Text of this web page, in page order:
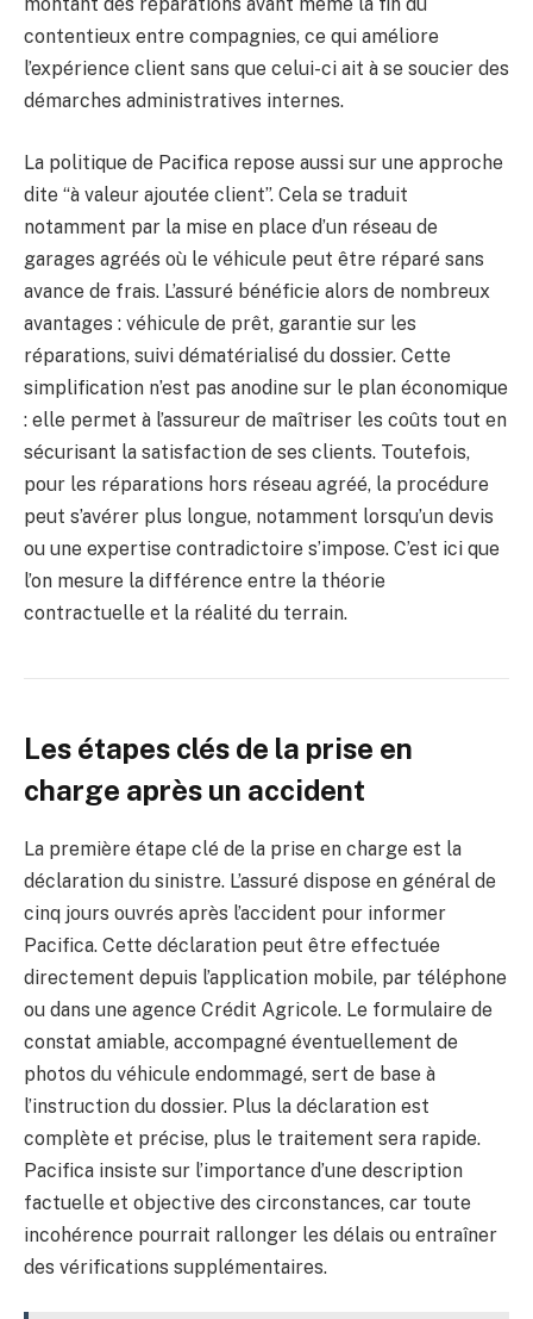
montant des réparations avant même la fin du
contentieux entre compagnies, ce qui améliore
l’expérience client sans que celui-ci ait à se soucier des
démarches administratives internes.
La politique de Pacifica repose aussi sur une approche
dite “à valeur ajoutée client”. Cela se traduit
notamment par la mise en place d’un réseau de
garages agréés où le véhicule peut être réparé sans
avance de frais. L’assuré bénéficie alors de nombreux
avantages : véhicule de prêt, garantie sur les
réparations, suivi dématérialisé du dossier. Cette
simplification n’est pas anodine sur le plan économique
: elle permet à l’assureur de maîtriser les coûts tout en
sécurisant la satisfaction de ses clients. Toutefois,
pour les réparations hors réseau agréé, la procédure
peut s’avérer plus longue, notamment lorsqu’un devis
ou une expertise contradictoire s’impose. C’est ici que
l’on mesure la différence entre la théorie
contractuelle et la réalité du terrain.
Les étapes clés de la prise en
charge après un accident
La première étape clé de la prise en charge est la
déclaration du sinistre. L’assuré dispose en général de
cinq jours ouvrés après l’accident pour informer
Pacifica. Cette déclaration peut être effectuée
directement depuis l’application mobile, par téléphone
ou dans une agence Crédit Agricole. Le formulaire de
constat amiable, accompagné éventuellement de
photos du véhicule endommagé, sert de base à
l’instruction du dossier. Plus la déclaration est
complète et précise, plus le traitement sera rapide.
Pacifica insiste sur l’importance d’une description
factuelle et objective des circonstances, car toute
incohérence pourrait rallonger les délais ou entraîner
des vérifications supplémentaires.